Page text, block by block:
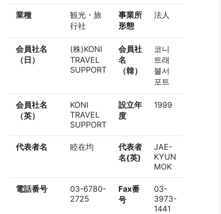
業種
観光・旅
行社
事業所
形態
法人
会員社名
（日）
(株)KONI
TRAVEL
SUPPORT
会員社
名
（韓）
코니
트래
블서
포트
会員社名
（英）
KONI
TRAVEL
SUPPORT
設立年
度
1999
代表者名 睦在均
代表者
名(英)
JAE-
KYUN
MOK
電話番号
03-6780-
2725
Fax番
号
03-
3973-
1441